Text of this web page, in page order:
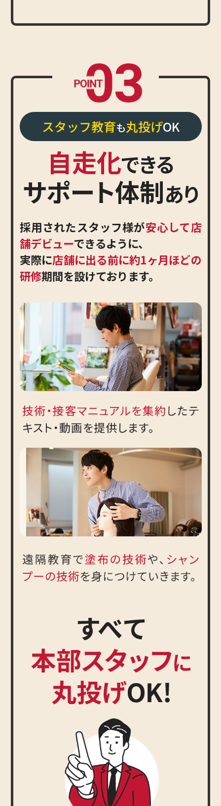
スタッフ教育も丸投げOK
自走化できる
サポート体制あり
採用されたスタッフ様が安心して店
舗デビューできるように、
実際に店舗に出る前に約1ヶ月ほどの
研修期間を設けております。